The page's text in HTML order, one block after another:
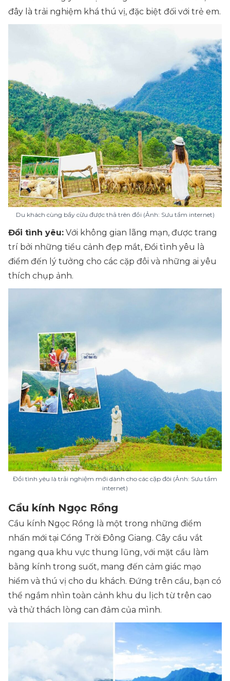
đây là trải nghiệm khá thú vị, đặc biệt đối với trẻ em.
Du khách cùng bầy cừu được thả trên đồi (Ảnh: Sưu tầm internet)
Đồi tình yêu: Với không gian lãng mạn, được trang
trí bởi những tiểu cảnh đẹp mắt, Đồi tình yêu là
điểm đến lý tưởng cho các cặp đôi và những ai yêu
thích chụp ảnh.
Đồi tình yêu là trải nghiệm mới dành cho các cặp đôi (Ảnh: Sưu tầm
internet)
Cầu kính Ngọc Rồng
Cầu kính Ngọc Rồng là một trong những điểm
nhấn mới tại Cổng Trời Đông Giang. Cây cầu vắt
ngang qua khu vực thung lũng, với mặt cầu làm
bằng kính trong suốt, mang đến cảm giác mạo
hiểm và thú vị cho du khách. Đứng trên cầu, bạn có
thể ngắm nhìn toàn cảnh khu du lịch từ trên cao
và thử thách lòng can đảm của mình.